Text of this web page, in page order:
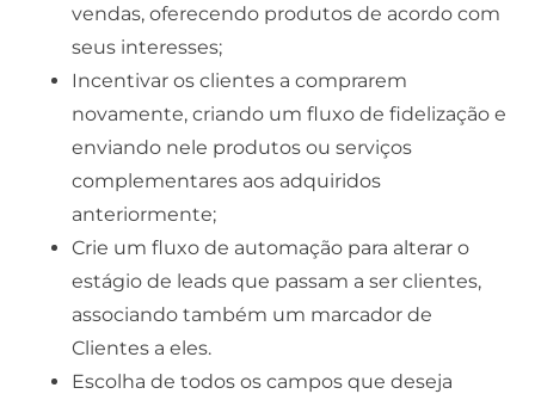
vendas, oferecendo produtos de acordo com
seus interesses;
Incentivar os clientes a comprarem
novamente, criando um fluxo de fidelização e
enviando nele produtos ou serviços
complementares aos adquiridos
anteriormente;
Crie um fluxo de automação para alterar o
estágio de leads que passam a ser clientes,
associando também um marcador de
Clientes a eles.
Escolha de todos os campos que deseja